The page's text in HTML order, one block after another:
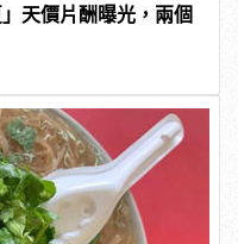
天價片酬曝光，兩個